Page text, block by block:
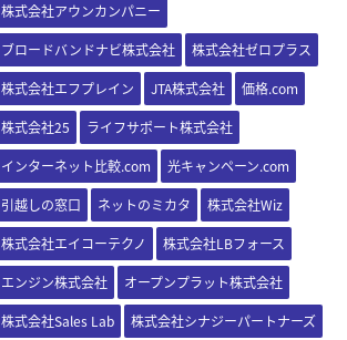
株式会社アウンカンパニー
ブロードバンドナビ株式会社 株式会社ゼロプラス
株式会社エフプレイン JTA株式会社 価格.com
株式会社25 ライフサポート株式会社
インターネット比較.com 光キャンペーン.com
引越しの窓口 ネットのミカタ 株式会社Wiz
株式会社エイコーテクノ 株式会社LBフォース
エンジン株式会社 オープンプラット株式会社
株式会社Sales Lab 株式会社シナジーパートナーズ